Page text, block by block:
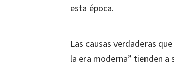
esta época.
Las causas verdaderas
la era moderna” tienden